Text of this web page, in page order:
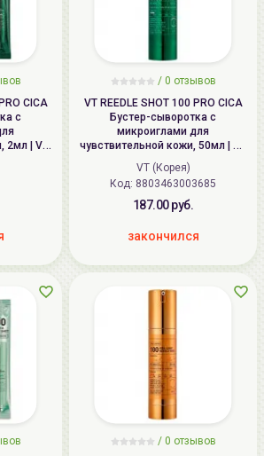
CICA
с
2мл | VT
100
/ 0 отзывов
VT REEDLE SHOT 100 PRO CICA
Бустер-сыворотка с
микроиглами для
чувствительной кожи, 50мл | VT
PRO CICA REEDLE SHOT 100
VT (Корея)
Код: 8803463003685
187.00 руб.
закончился
/ 0 отзывов